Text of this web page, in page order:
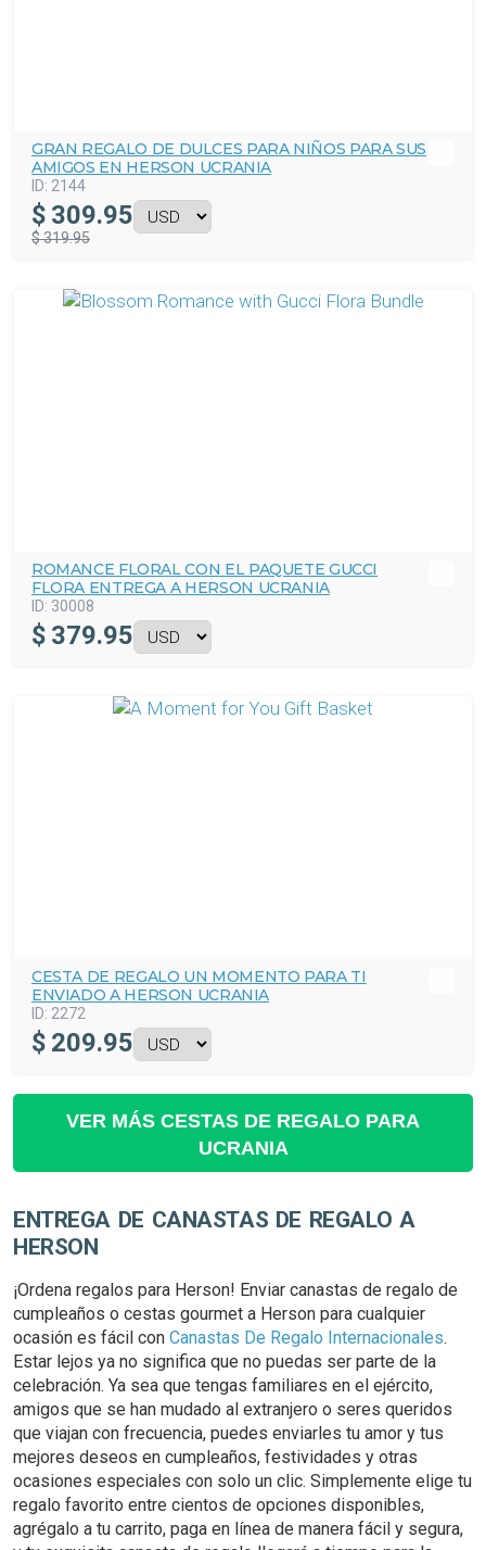
GRAN REGALO DE DULCES PARA NIÑOS PARA SUS
AMIGOS EN HERSON UCRANIA
ID: 2144
$ 309.95
$ 319.95
ROMANCE FLORAL CON EL PAQUETE GUCCI
FLORA ENTREGA A HERSON UCRANIA
ID: 30008
$ 379.95
CESTA DE REGALO UN MOMENTO PARA TI
ENVIADO A HERSON UCRANIA
ID: 2272
$ 209.95
VER MÁS CESTAS DE REGALO PARA
UCRANIA
ENTREGA DE CANASTAS DE REGALO A
HERSON
¡Ordena regalos para Herson! Enviar canastas de regalo de
cumpleaños o cestas gourmet a Herson para cualquier
ocasión es fácil con Canastas De Regalo Internacionales.
Estar lejos ya no significa que no puedas ser parte de la
celebración. Ya sea que tengas familiares en el ejército,
amigos que se han mudado al extranjero o seres queridos
que viajan con frecuencia, puedes enviarles tu amor y tus
mejores deseos en cumpleaños, festividades y otras
ocasiones especiales con solo un clic. Simplemente elige tu
regalo favorito entre cientos de opciones disponibles,
agrégalo a tu carrito, paga en línea de manera fácil y segura,